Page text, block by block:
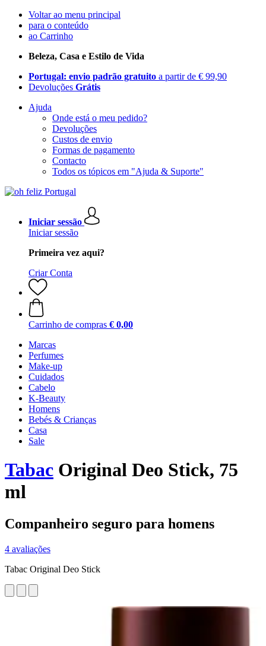
Voltar ao menu principal
para o conteúdo
ao Carrinho
Beleza, Casa e Estilo de Vida
Portugal: envio padrão gratuito a partir de € 99,90
Devoluções Grátis
Ajuda
Onde está o meu pedido?
Devoluções
Custos de envio
Formas de pagamento
Contacto
Todos os tópicos em "Ajuda & Suporte"
Iniciar sessão
Iniciar sessão
Primeira vez aqui?
Criar Conta
Carrinho de compras € 0,00
Marcas
Perfumes
Make-up
Cuidados
Cabelo
K-Beauty
Homens
Bebés & Crianças
Casa
Sale
Tabac Original Deo Stick, 75
ml
Companheiro seguro para homens
4 avaliações
Tabac Original Deo Stick